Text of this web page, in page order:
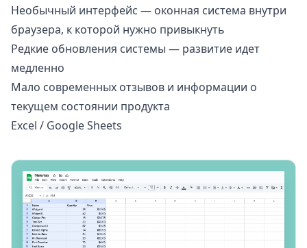
Необычный интерфейс — оконная система внутри
браузера, к которой нужно привыкнуть
Редкие обновления системы — развитие идет
медленно
Мало современных отзывов и информации о
текущем состоянии продукта
Excel / Google Sheets